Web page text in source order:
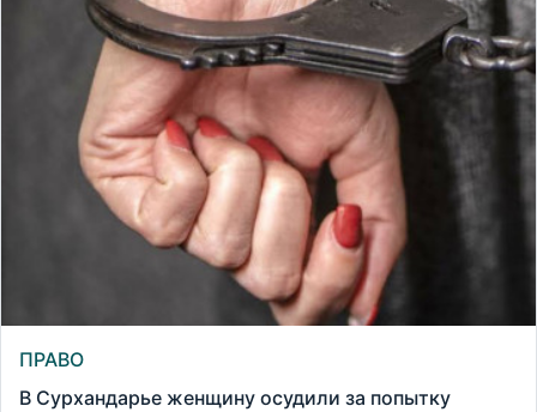
ПРАВО
В Сурхандарье женщину осудили за попытку